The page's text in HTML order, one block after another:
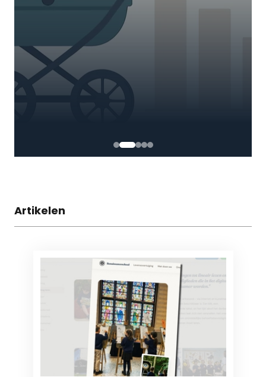
Artikelen